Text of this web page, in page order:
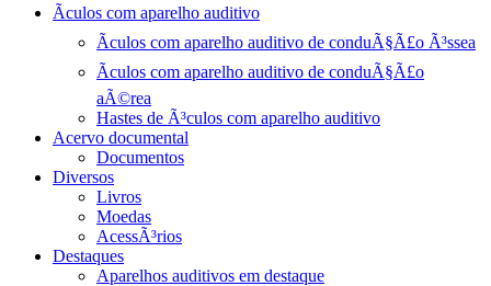
Ãculos com aparelho auditivo
Ãculos com aparelho auditivo de conduÃ§Ã£o Ã³ssea
Ãculos com aparelho auditivo de conduÃ§Ã£o
aÃ©rea
Hastes de Ã³culos com aparelho auditivo
Acervo documental
Documentos
Diversos
Livros
Moedas
AcessÃ³rios
Destaques
Aparelhos auditivos em destaque